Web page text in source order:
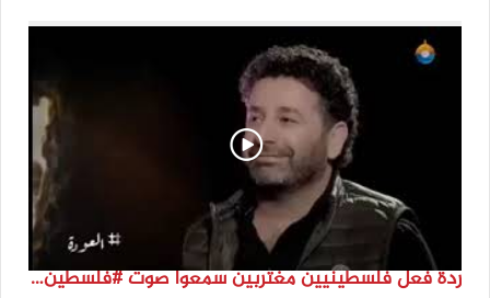
ردة فعل فلسطينيين مغتربين سمعوا صوت #فلسطين لأول مرة #نتماء2022 #القدس_موعدنا #النكبة74